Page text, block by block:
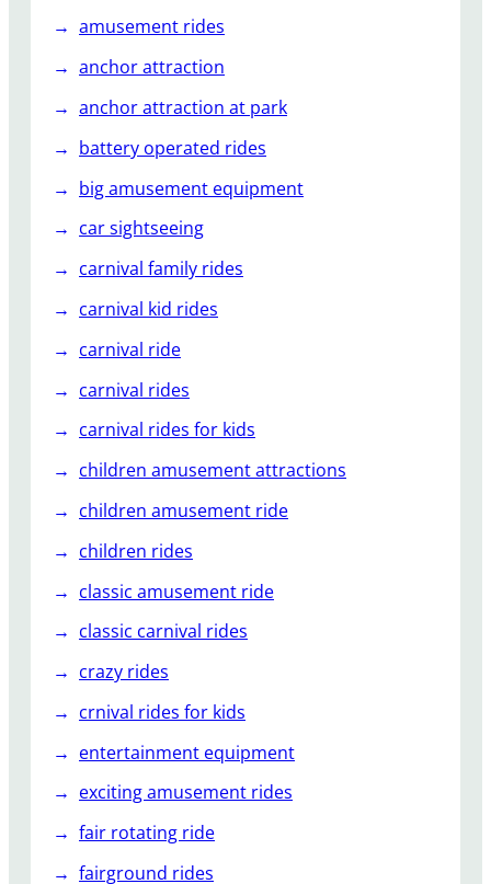
т
к
д
л
р
а
в
л
к
т
е
ь
н
х
п
р
к
в
amusement rides
anchor attraction
anchor attraction at park
battery operated rides
big amusement equipment
car sightseeing
carnival family rides
carnival kid rides
carnival ride
carnival rides
carnival rides for kids
children amusement attractions
children amusement ride
children rides
classic amusement ride
classic carnival rides
crazy rides
crnival rides for kids
entertainment equipment
exciting amusement rides
fair rotating ride
fairground rides